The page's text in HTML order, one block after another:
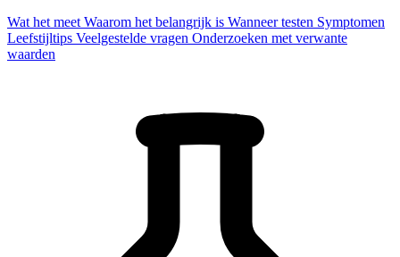
Wat het meet Waarom het belangrijk is Wanneer testen Symptomen
Leefstijltips Veelgestelde vragen Onderzoeken met verwante
waarden